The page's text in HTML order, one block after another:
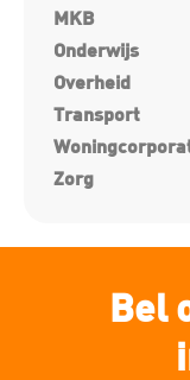
MKB
Onderwijs
Overheid
Transport
Zorg
Bel